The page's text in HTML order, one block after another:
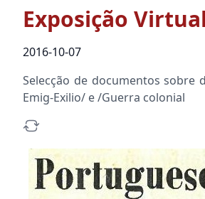
Exposição
2016-10-07
Selecção de documentos
Emig-Exilio/ e /Guerra colonial